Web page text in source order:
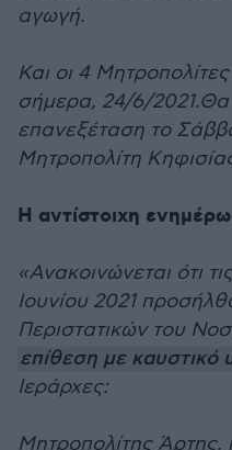
αγωγή.
Και οι 4
σήμερα, 24/6/2021.Θα
επανεξέταση το
Μητροπολίτη
Η αντίστοιχη
«Ανακοινώνεται ότι
Ιουνίου 2021
Περιστατικών του
επίθεση με καυστικό
Ιεράρχες:
Μητροπολίτης